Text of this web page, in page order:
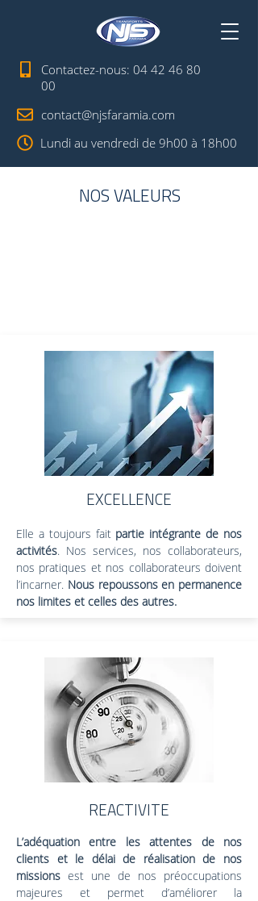
Contactez-nous: 04 42 46 80
00
contact@njsfaramia.com
Lundi au vendredi de 9h00 à 18h00
NOS VALEURS
EXCELLENCE
Elle a toujours fait partie intégrante de nos
activités. Nos services, nos collaborateurs,
nos pratiques et nos collaborateurs doivent
l’incarner. Nous repoussons en permanence
nos limites et celles des autres.
REACTIVITE
L’adéquation entre les attentes de nos
clients et le délai de réalisation de nos
missions est une de nos préoccupations
majeures et permet d’améliorer la